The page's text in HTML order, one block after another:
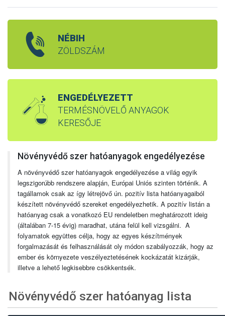
NÉBIH
ZÖLDSZÁM
ENGEDÉLYEZETT
TERMÉSNÖVELŐ ANYAGOK
KERESŐJE
Növényvédő szer hatóanyagok engedélyezése
A növényvédő szer hatóanyagok engedélyezése a világ egyik
legszigorúbb rendszere alapján, Európai Uniós szinten történik. A
tagállamok csak az így létrejövő ún. pozitív lista hatóanyagaiból
készített növényvédő szereket engedélyezhetik. A pozitív listán a
hatóanyag csak a vonatkozó EU rendeletben meghatározott ideig
(általában 7-15 évig) maradhat, utána felül kell vizsgálni. A
folyamatok együttes célja, hogy az egyes készítmények
forgalmazását és felhasználását oly módon szabályozzák, hogy az
ember és környezete veszélyeztetésének kockázatát kizárják,
illetve a lehető legkisebbre csökkentsék.
Növényvédő szer hatóanyag lista